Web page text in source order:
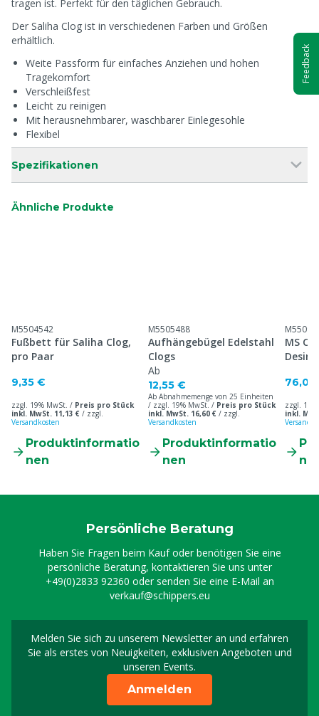
tragen ist. Perfekt für den täglichen Gebrauch.
Der Saliha Clog ist in verschiedenen Farben und Größen
erhältlich.
Weite Passform für einfaches Anziehen und hohen
Tragekomfort
Verschleißfest
Leicht zu reinigen
Mit herausnehmbarer, waschbarer Einlegesohle
Flexibel
Spezifikationen
Ähnliche Produkte
M5504542
Fußbett für Saliha Clog,
pro Paar
9,35 €
zzgl. 19% MwSt. / Preis pro Stück
inkl. MwSt. 11,13 € / zzgl.
Versandkosten
Produktinformatio
nen
M5505488
Aufhängebügel Edelstahl
Clogs
Ab
12,55 €
Ab Abnahmemenge von 25 Einheiten
/ zzgl. 19% MwSt. / Preis pro Stück
inkl. MwSt. 16,60 € / zzgl.
Versandkosten
Produktinformatio
nen
MS
zzgl.
inkl.
Persönliche Beratung
Haben Sie Fragen beim Kauf oder benötigen Sie eine
persönliche Beratung, kontaktieren Sie uns unter
+49(0)2833 92360 oder senden Sie eine E-Mail an
verkauf@schippers.eu
Melden Sie sich zu unserem Newsletter an und erfahren
Sie als erstes von Neuigkeiten, exklusiven Angeboten und
unseren Events.
Melden Sie sich für
Anmelden
Feedback